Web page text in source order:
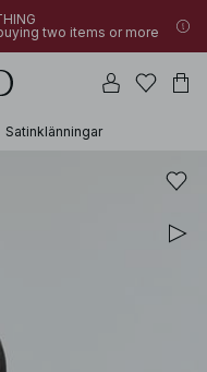
two items or more
Satinklänningar